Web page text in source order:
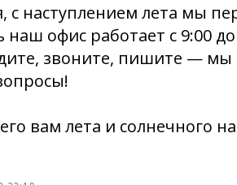
с наступлением лета мы
наш офис работает с 9:00
звоните, пишите — мы
вам лета и солнечного